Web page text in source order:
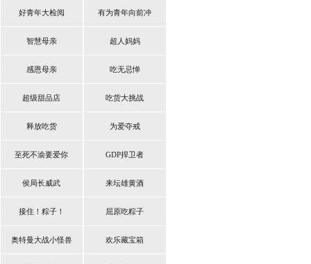
好青年大检阅 有为青年向前冲
智慧母亲 超人妈妈
感恩母亲 吃无忌惮
超级甜品店 吃货大挑战
释放吃货 为爱夺戒
至死不渝要爱你 GDP捍卫者
侯局长威武 来坛雄黄酒
接住！粽子！ 屈原吃粽子
奥特曼大战小怪兽 欢乐藏宝箱